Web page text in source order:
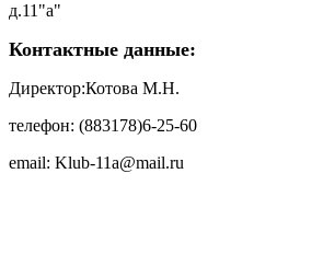
д.11"а"
Контактные данные:
Директор:Котова М.Н.
телефон: (883178)6-25-60
email: Klub-11a@mail.ru